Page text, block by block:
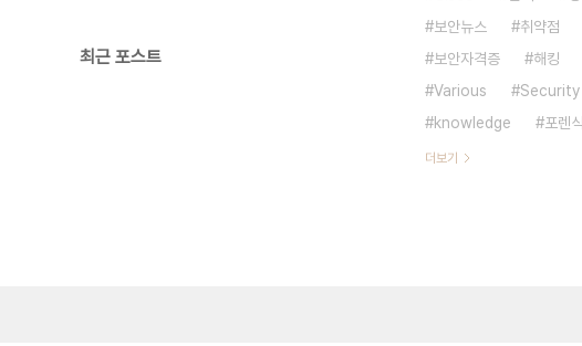
최근 포스트
보안뉴스
취약점
보안자격증
해킹
Various
knowledge
포렌식
더보기